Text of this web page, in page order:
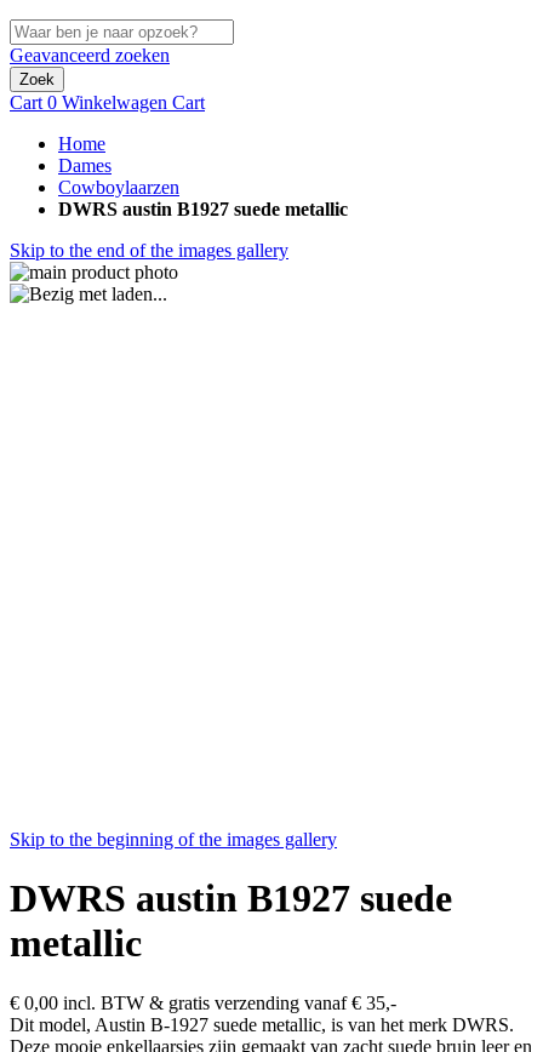
Geavanceerd zoeken
Zoek
Cart 0 Winkelwagen Cart
Home
Dames
Cowboylaarzen
DWRS austin B1927 suede metallic
Skip to the end of the images gallery
Skip to the beginning of the images gallery
DWRS austin B1927 suede
metallic
€ 0,00 incl. BTW & gratis verzending vanaf € 35,-
Dit model, Austin B-1927 suede metallic, is van het merk DWRS.
Deze mooie enkellaarsjes zijn gemaakt van zacht suede bruin leer en